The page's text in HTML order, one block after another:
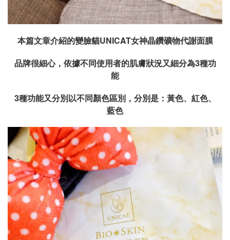
本篇文章介紹的變臉貓UNICAT女神晶鑽礦物代謝面膜
品牌很細心，依據不同使用者的肌膚狀況又細分為3種功
能
3種功能又分別以不同顏色區別，分別是：黃色、紅色、
藍色